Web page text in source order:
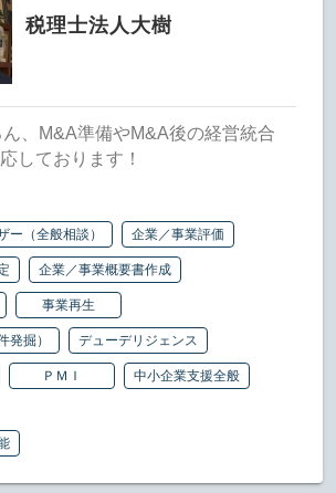
税理士法人大樹
、M&A準備やM&A後の経営統合
しております！
ー（全般相談）
企業／事業評価
企業／事業概要書作成
事業再生
発掘） デューデリジェンス
ＰＭＩ 中小企業支援全般